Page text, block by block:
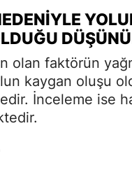
olan faktörün
kaygan oluşu
İnceleme ise